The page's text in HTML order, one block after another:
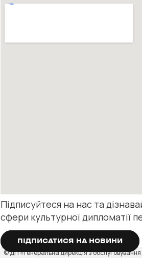
Підписуйтеся на нас та
сфери культурної дипломатії
ПІДПИСАТИСЯ НА НОВИНИ
© ДП «Генеральна дирекція з